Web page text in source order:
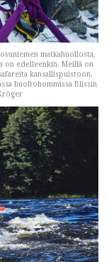
matkahuollosta,
on edelleenkin. Meillä on
kansallispuistoon.
huoltohommissa Blissin